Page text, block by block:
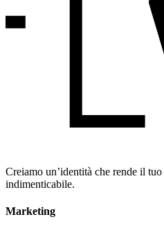
Creiamo un’identità che rende il
indimenticabile.
Marketing